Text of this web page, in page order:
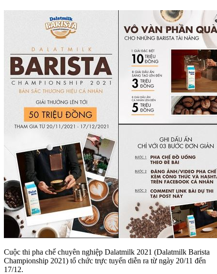
Cuộc thi pha chế chuyên nghiệp Dalatmilk 2021 (Dalatmilk Barista
Championship 2021) tổ chức trực tuyến diễn ra từ ngày 20/11 đến
17/12.